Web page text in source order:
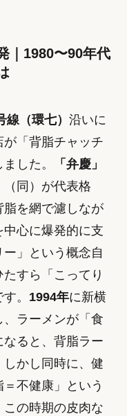
｜1980〜90年代
線（環七） 沿いに
「背脂チャッチ
した。
「弁慶」
（同）が代表格
を網で濾しなが
心に爆発的に支
」という概念自
すら「こってり
。 1994年に新横
ラーメンが「食
ると、背脂ラー
かし同時に、健
不健康」という
の時期の皮肉な